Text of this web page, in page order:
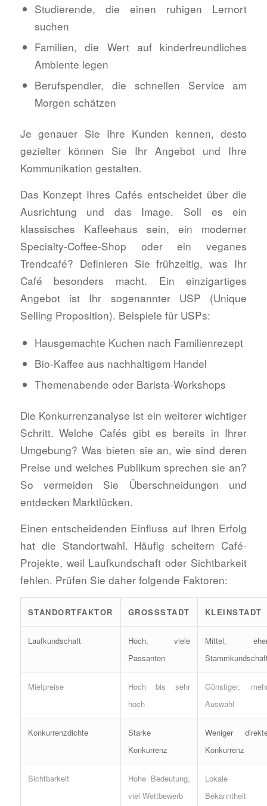
Studierende, die einen ruhigen Lernort
suchen
Familien, die Wert auf kinderfreundliches
Ambiente legen
Berufspendler, die schnellen Service am
Morgen schätzen
Je genauer Sie Ihre Kunden kennen, desto
gezielter können Sie Ihr Angebot und Ihre
Kommunikation gestalten.
Das Konzept Ihres Cafés entscheidet über die
Ausrichtung und das Image. Soll es ein
klassisches Kaffeehaus sein, ein moderner
Specialty-Coffee-Shop oder ein veganes
Trendcafé? Definieren Sie frühzeitig, was Ihr
Café besonders macht. Ein einzigartiges
Angebot ist Ihr sogenannter USP (Unique
Selling Proposition). Beispiele für USPs:
Hausgemachte Kuchen nach Familienrezept
Bio-Kaffee aus nachhaltigem Handel
Themenabende oder Barista-Workshops
Die Konkurrenzanalyse ist ein weiterer wichtiger
Schritt. Welche Cafés gibt es bereits in Ihrer
Umgebung? Was bieten sie an, wie sind deren
Preise und welches Publikum sprechen sie an?
So vermeiden Sie Überschneidungen und
entdecken Marktlücken.
Einen entscheidenden Einfluss auf Ihren Erfolg
hat die Standortwahl. Häufig scheitern Café-
Projekte, weil Laufkundschaft oder Sichtbarkeit
fehlen. Prüfen Sie daher folgende Faktoren:
STANDORTFAKTOR GROSSSTADT KLEINSTADT
Laufkundschaft
Hoch, viele
Passanten
Mittel,
Mietpreise
Hoch bis sehr
hoch
Günstiger,
Auswahl
Konkurrenzdichte
Starke
Konkurrenz
Weniger
Konkurrenz
Sichtbarkeit
Hohe Bedeutung,
viel Wettbewerb
Lokale
Bekanntheit